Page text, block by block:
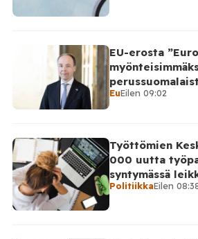
EU-erosta
takinkääntö
EuEilen 09:02
Työttömien
000 uutta
syntymässä
PolitiikkaEilen